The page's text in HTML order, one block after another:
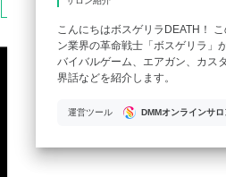
こんにちはボスゲリラDEATH！
ン業界の革命戦士「ボスゲリラ」
バイバルゲーム、エアガン、カス
界話などを紹介します。
運営ツール DMMオンラインサ